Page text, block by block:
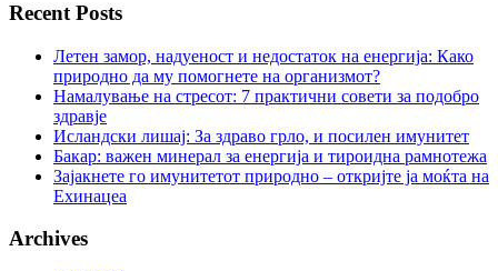
Recent Posts
Летен замор, надуеност и недостаток на енергија: Како
природно да му помогнете на организмот?
Намалување на стресот: 7 практични совети за подобро
здравје
Исландски лишај: За здраво грло, и посилен имунитет
Бакар: важен минерал за енергија и тироидна рамнотежа
Зајакнете го имунитетот природно – откријте ја моќта на
Ехинацеа
Archives